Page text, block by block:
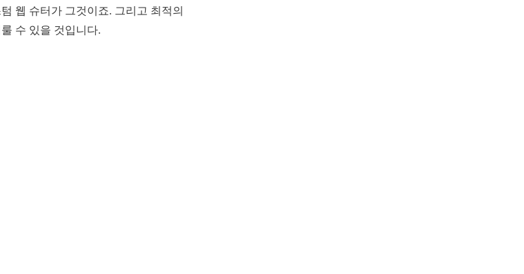
웹 슈터가 그것이죠. 그리고 최적의
수 있을 것입니다.